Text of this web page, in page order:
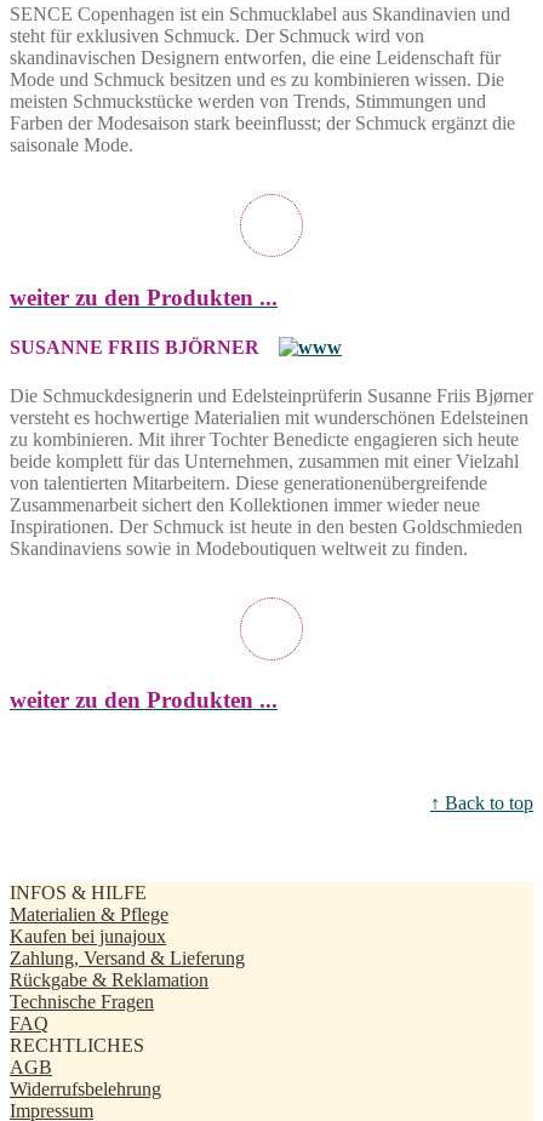
SENCE Copenhagen ist ein Schmucklabel aus Skandinavien und
steht für exklusiven Schmuck. Der Schmuck wird von
skandinavischen Designern entworfen, die eine Leidenschaft für
Mode und Schmuck besitzen und es zu kombinieren wissen. Die
meisten Schmuckstücke werden von Trends, Stimmungen und
Farben der Modesaison stark beeinflusst; der Schmuck ergänzt die
saisonale Mode.
weiter zu den Produkten ...
SUSANNE FRIIS BJÖRNER
Die Schmuckdesignerin und Edelsteinprüferin Susanne Friis Bjørner
versteht es hochwertige Materialien mit wunderschönen Edelsteinen
zu kombinieren. Mit ihrer Tochter Benedicte engagieren sich heute
beide komplett für das Unternehmen, zusammen mit einer Vielzahl
von talentierten Mitarbeitern. Diese generationenübergreifende
Zusammenarbeit sichert den Kollektionen immer wieder neue
Inspirationen. Der Schmuck ist heute in den besten Goldschmieden
Skandinaviens sowie in Modeboutiquen weltweit zu finden.
weiter zu den Produkten ...
↑ Back to top
INFOS & HILFE
Materialien & Pflege
Kaufen bei junajoux
Zahlung, Versand & Lieferung
Rückgabe & Reklamation
Technische Fragen
FAQ
RECHTLICHES
AGB
Widerrufsbelehrung
Impressum